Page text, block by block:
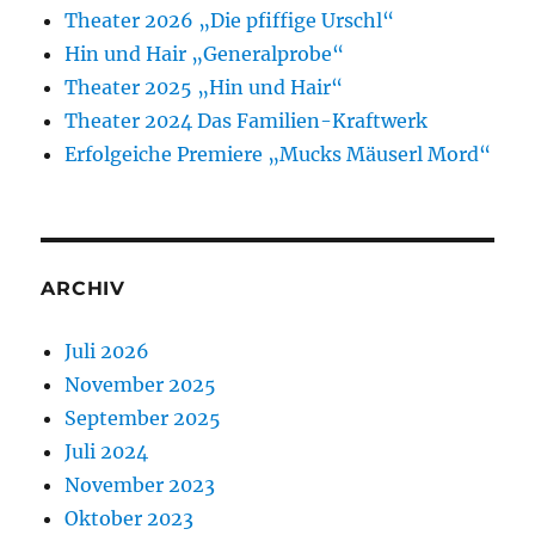
Theater 2026 „Die pfiffige Urschl“
Hin und Hair „Generalprobe“
Theater 2025 „Hin und Hair“
Theater 2024 Das Familien-Kraftwerk
Erfolgeiche Premiere „Mucks Mäuserl Mord“
ARCHIV
Juli 2026
November 2025
September 2025
Juli 2024
November 2023
Oktober 2023